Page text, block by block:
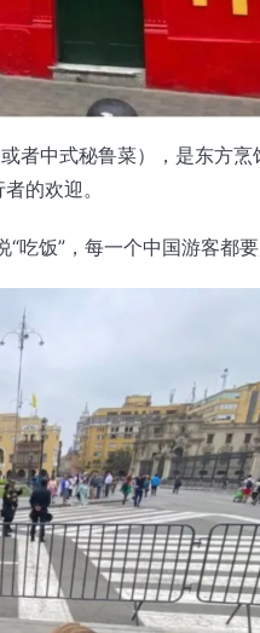
者中式秘鲁菜），是东方烹
的欢迎。
饭”，每一个中国游客都要